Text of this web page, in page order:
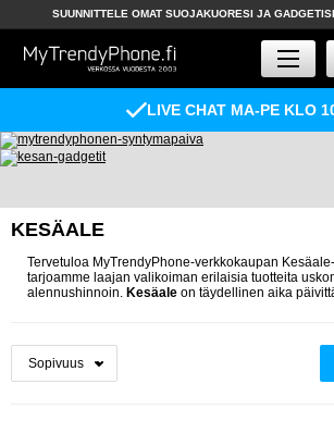
SUUNNITTELE OMAT SUOJAKUORESI JA
LIVE CHAT MA-PE KLO
KESÄALE
Tervetuloa MyTrendyPhone-verkkokaupan
tarjoamme laajan valikoiman erilaisia tuotteita
alennushinnoin. Kesäale on täydellinen aika